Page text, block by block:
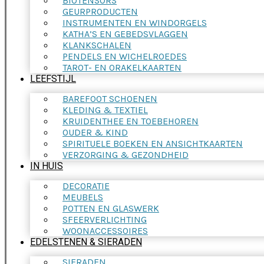
GEURPRODUCTEN
INSTRUMENTEN EN WINDORGELS
KATHA’S EN GEBEDSVLAGGEN
KLANKSCHALEN
PENDELS EN WICHELROEDES
TAROT- EN ORAKELKAARTEN
LEEFSTIJL
BAREFOOT SCHOENEN
KLEDING & TEXTIEL
KRUIDENTHEE EN TOEBEHOREN
OUDER & KIND
SPIRITUELE BOEKEN EN ANSICHTKAARTEN
VERZORGING & GEZONDHEID
IN HUIS
DECORATIE
MEUBELS
POTTEN EN GLASWERK
SFEERVERLICHTING
WOONACCESSOIRES
EDELSTENEN & SIERADEN